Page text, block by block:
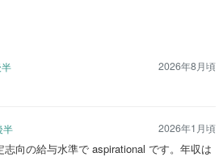
2026年8月頃
半 2026年1月頃
向の給与水準で aspirational です。年収は